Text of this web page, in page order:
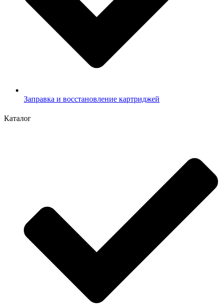
Заправка и восстановление картриджей
Каталог